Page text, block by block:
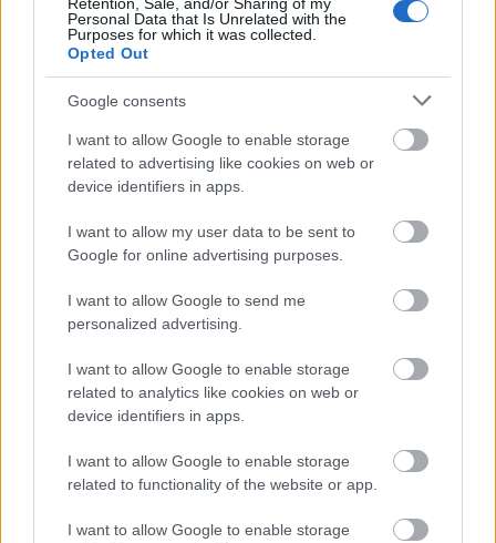
Personal Data that Is Unrelated with the
Purposes for which it was collected.
Opted Out
Google consents
I want to allow Google to enable storage
related to advertising like cookies on web or
device identifiers in apps.
I want to allow my user data to be sent to
Google for online advertising purposes.
I want to allow Google to send me
personalized advertising.
I want to allow Google to enable storage
related to analytics like cookies on web or
device identifiers in apps.
I want to allow Google to enable storage
related to functionality of the website or app.
I want to allow Google to enable storage
készült…
Ne hagyd, hogy a rendőrség
rádijesszen: tüntethetsz az úttesten